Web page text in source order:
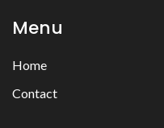
Menu
Home
Contact